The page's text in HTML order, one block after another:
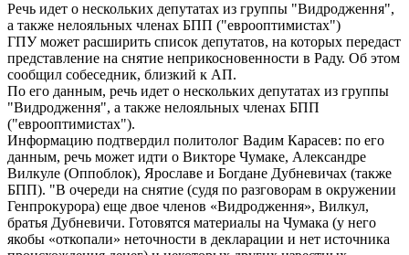
Речь идет о нескольких депутатах из группы "Видродження",
а также нелояльных членах БПП ("еврооптимистах")
ГПУ может расширить список депутатов, на которых передаст
представление на снятие неприкосновенности в Раду. Об этом
сообщил собеседник, близкий к АП.
По его данным, речь идет о нескольких депутатах из группы
"Видродження", а также нелояльных членах БПП
("еврооптимистах").
Информацию подтвердил политолог Вадим Карасев: по его
данным, речь может идти о Викторе Чумаке, Александре
Вилкуле (Оппоблок), Ярославе и Богдане Дубневичах (также
БПП). "В очереди на снятие (судя по разговорам в окружении
Генпрокурора) еще двое членов «Видродження», Вилкул,
братья Дубневичи. Готовятся материалы на Чумака (у него
якобы «откопали» неточности в декларации и нет источника